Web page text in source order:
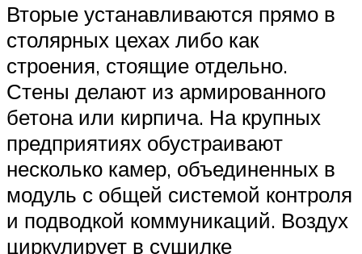
Вторые устанавливаются прямо в
столярных цехах либо как
строения, стоящие отдельно.
Стены делают из армированного
бетона или кирпича. На крупных
предприятиях обустраивают
несколько камер, объединенных в
модуль с общей системой контроля
и подводкой коммуникаций. Воздух
циркулирует в сушилке